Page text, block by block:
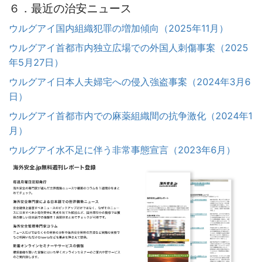
６．最近の治安ニュース
ウルグアイ国内組織犯罪の増加傾向（2025年11月）
ウルグアイ首都市内独立広場での外国人刺傷事案（2025
年5月27日）
ウルグアイ日本人夫婦宅への侵入強盗事案（2024年3月6
日）
ウルグアイ首都市内での麻薬組織間の抗争激化（2024年1
月）
ウルグアイ水不足に伴う非常事態宣言（2023年6月）